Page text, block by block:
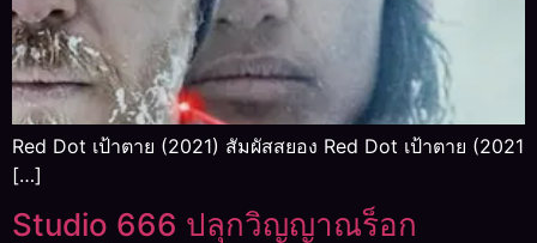
Red Dot เป้าตาย (2021) สัมผัสสยอง Red Dot เป้าตาย (2021
[…]
Studio 666 ปลุกวิญญาณร็อก